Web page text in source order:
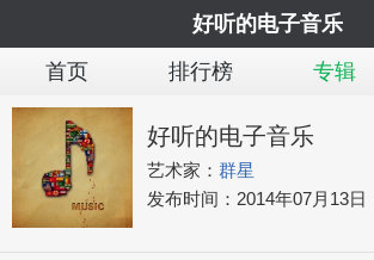
好听的电子音乐
首页
排行榜 专辑
好听的电子音乐
艺术家： 群星
发布时间： 2014年07月13日